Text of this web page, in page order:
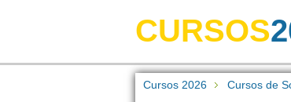
CURSOS
Cursos 2026 Cursos de